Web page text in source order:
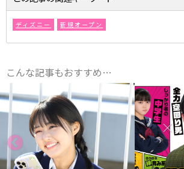
ディズニー 新規オープン
こんな記事もおすすめ…